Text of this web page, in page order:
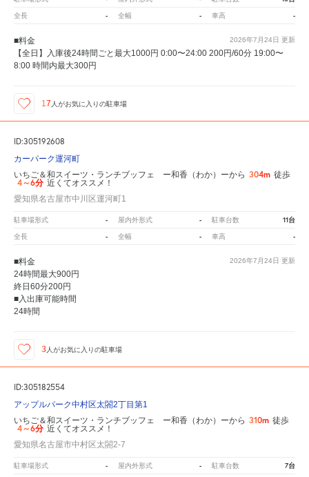
全長 - 全幅 - 車高 -
2026年7月24日 更新
■料金
【全日】入庫後24時間ごと最大1000円 0:00〜24:00 200円/60分 19:00〜
8:00 時間内最大300円
17 人がお気に入りの駐車場
ID:305192608
カーパーク運河町
いちご＆和スイーツ・ランチブッフェ ー和香（わか）ーから 304m 徒歩
4～6分 近くてオススメ！
愛知県名古屋市中川区運河町1
駐車場形式 - 屋内外形式 - 駐車台数 11台
全長 - 全幅 - 車高 -
2026年7月24日 更新
■料金
24時間最大900円
終日60分200円
■入出庫可能時間
24時間
3人がお気に入りの駐車場
ID:305182554
アップルパーク中村区太閤2丁目第1
いちご＆和スイーツ・ランチブッフェ ー和香（わか）ーから 310m 徒歩
4～6分 近くてオススメ！
愛知県名古屋市中村区太閤2-7
駐車場形式 - 屋内外形式 - 駐車台数 7台